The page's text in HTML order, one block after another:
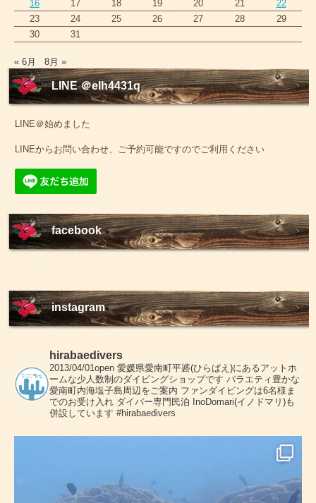
16
17 18 19 20 21
22
23
24 25 26 27 28
29
30
31
« 6月 8月 »
LINE ＠elh4431q
LINE＠始めました
LINEからお問い合わせ、ご予約可能ですのでご利用ください
facebook
instagram
hirabaedivers
2013/04/01open 愛媛県愛南町平碆(ひらばえ)にあるアットホ
ームな少人数制のダイビングショップです バラエティ豊かな
愛南町内海塩子島周辺をご案内 ファンダイビングは6名様ま
でのお受け入れ ダイバー専門民泊 InoDomari(イノドマリ)も
併設しています #hirabaedivers